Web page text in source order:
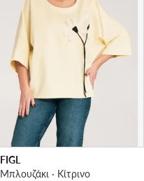
FIGL
Μπλουζάκι · Κίτρινο